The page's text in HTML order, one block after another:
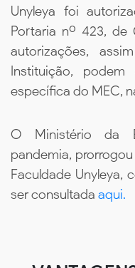
Unyleya foi
Portaria nº 423, de
autorizações,
Instituição,
específica do MEC,
O Ministério da
pandemia,
Faculdade Unyleya,
ser consultada aqui.